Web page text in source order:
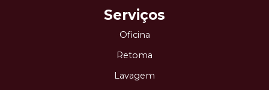
Serviços
Oficina
Retoma
Lavagem